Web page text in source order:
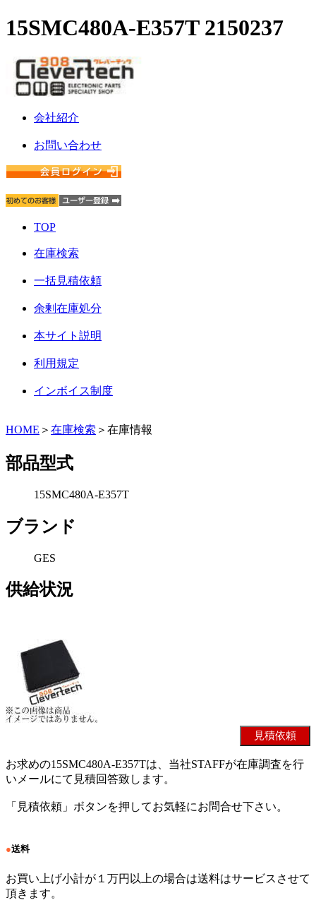
15SMC480A-E357T 2150237
会社紹介
お問い合わせ
TOP
在庫検索
一括見積依頼
余剰在庫処分
本サイト説明
利用規定
インボイス制度
HOME ＞ 在庫検索 ＞在庫情報
部品型式
15SMC480A-E357T
ブランド
GES
供給状況
お求めの15SMC480A-E357Tは、当社STAFFが在庫調査を行
いメールにて見積回答致します。
「見積依頼」ボタンを押してお気軽にお問合せ下さい。
●送料
お買い上げ小計が１万円以上の場合は送料はサービスさせて
頂きます。